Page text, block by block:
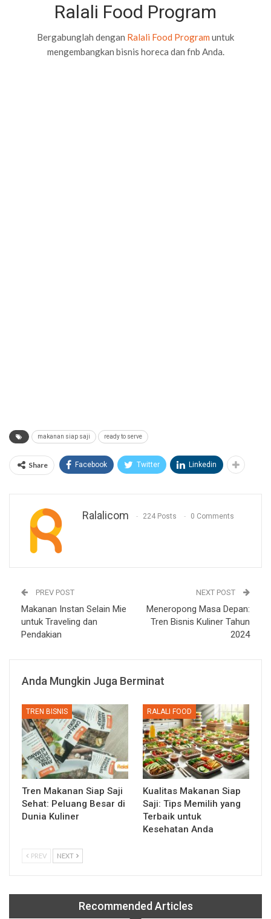
Ralali Food Program
Bergabunglah dengan Ralali Food Program untuk
mengembangkan bisnis horeca dan fnb Anda.
makanan siap saji ready to serve
Share Facebook Twitter Linkedin
Ralalicom 224 Posts 0 Comments
PREV POST
Makanan Instan Selain Mie
untuk Traveling dan
Pendakian
NEXT POST
Meneropong Masa Depan:
Tren Bisnis Kuliner Tahun
2024
Anda Mungkin Juga Berminat
TREN BISNIS
Tren Makanan Siap Saji
Sehat: Peluang Besar di
Dunia Kuliner
RALALI FOOD
Kualitas Makanan Siap
Saji: Tips Memilih yang
Terbaik untuk
Kesehatan Anda
PREV NEXT
Recommended Articles